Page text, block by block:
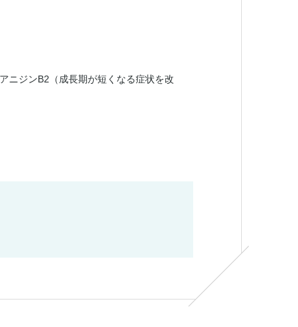
ニジンB2（成長期が短くなる症状を改